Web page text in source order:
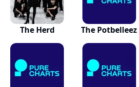
The Herd The Potbelleez